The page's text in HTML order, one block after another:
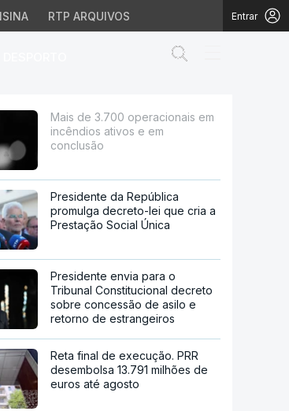
RTP ARQUIVOS Entrar
e em conclusão
Mais de 3.700 operacionais em
incêndios ativos e em
conclusão
Presidente da República
promulga decreto-lei que cria a
Prestação Social Única
Presidente envia para o
Tribunal Constitucional decreto
sobre concessão de asilo e
retorno de estrangeiros
Reta final de execução. PRR
desembolsa 13.791 milhões de
euros até agosto